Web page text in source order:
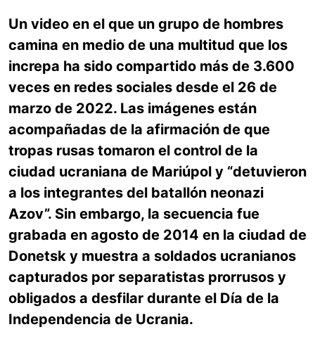
Un video en el que un grupo de hombres
camina en medio de una multitud que los
increpa ha sido compartido más de 3.600
veces en redes sociales desde el 26 de
marzo de 2022. Las imágenes están
acompañadas de la afirmación de que
tropas rusas tomaron el control de la
ciudad ucraniana de Mariúpol y “detuvieron
a los integrantes del batallón neonazi
Azov”. Sin embargo, la secuencia fue
grabada en agosto de 2014 en la ciudad de
Donetsk y muestra a soldados ucranianos
capturados por separatistas prorrusos y
obligados a desfilar durante el Día de la
Independencia de Ucrania.